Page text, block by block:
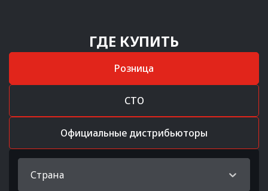
ГДЕ КУПИТЬ
Розница
СТО
Официальные дистрибьюторы
Страна